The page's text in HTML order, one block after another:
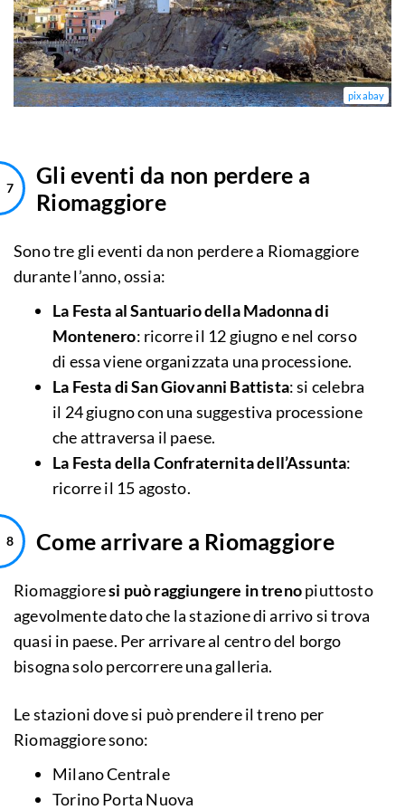
pixabay
Gli eventi da non perdere a
Riomaggiore
Sono tre gli eventi da non perdere a Riomaggiore
durante l’anno, ossia:
La Festa al Santuario della Madonna di
Montenero: ricorre il 12 giugno e nel corso
di essa viene organizzata una processione.
La Festa di San Giovanni Battista: si celebra
il 24 giugno con una suggestiva processione
che attraversa il paese.
La Festa della Confraternita dell’Assunta:
ricorre il 15 agosto.
Come arrivare a Riomaggiore
Riomaggioresi può raggiungere in trenopiuttosto
agevolmente dato che la stazione di arrivo si trova
quasi in paese. Per arrivare al centro del borgo
bisogna solo percorrere una galleria.
Le stazioni dove si può prendere il treno per
Riomaggiore sono:
Milano Centrale
Torino Porta Nuova